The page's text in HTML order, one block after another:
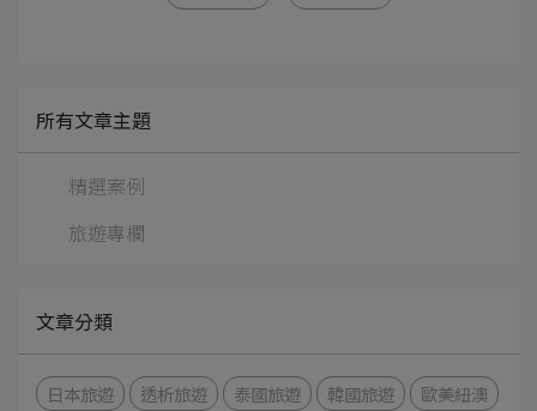
所有文章主題
精選案例
旅遊專欄
文章分類
日本旅遊 透析旅遊 泰國旅遊 韓國旅遊
歐美紐澳